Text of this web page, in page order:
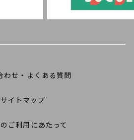
わせ・よくある質問
サイトマップ
ご利用にあたって